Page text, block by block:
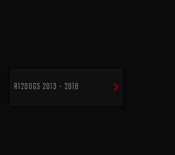
R1200GS 2013 - 2018